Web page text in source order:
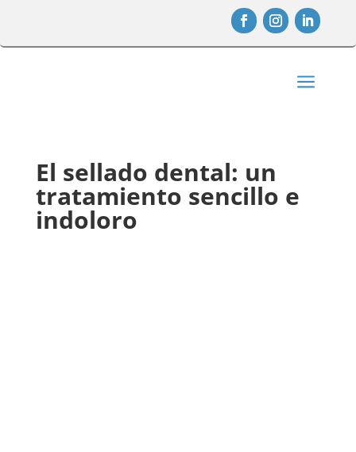
a
El sellado dental: un
tratamiento sencillo e
indoloro